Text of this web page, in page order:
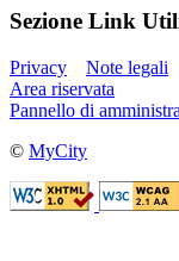
Sezione Link
Privacy Note legali
Area riservata
Pannello di
© MyCity